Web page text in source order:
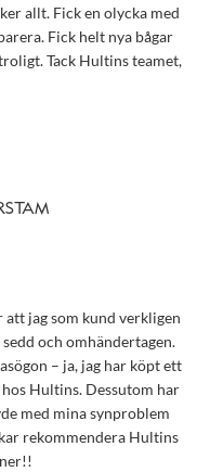
allt. Fick en olycka med
Fick helt nya bågar
Tack Hultins teamet,
att jag som kund verkligen
och omhändertagen.
– ja, jag har köpt ett
Hultins. Dessutom har
med mina synproblem
rekommendera Hultins